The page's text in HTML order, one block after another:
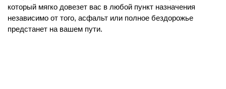
который мягко довезет вас в любой пункт назначения
независимо от того, асфальт или полное бездорожье
предстанет на вашем пути.